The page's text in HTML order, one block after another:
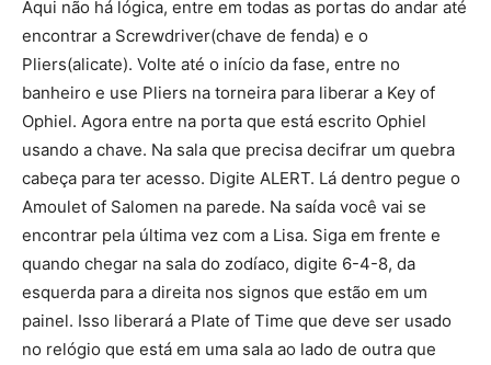
Aqui não há lógica, entre em todas as portas do andar até
encontrar a Screwdriver(chave de fenda) e o
Pliers(alicate). Volte até o início da fase, entre no
banheiro e use Pliers na torneira para liberar a Key of
Ophiel. Agora entre na porta que está escrito Ophiel
usando a chave. Na sala que precisa decifrar um quebra
cabeça para ter acesso. Digite ALERT. Lá dentro pegue o
Amoulet of Salomen na parede. Na saída você vai se
encontrar pela última vez com a Lisa. Siga em frente e
quando chegar na sala do zodíaco, digite 6-4-8, da
esquerda para a direita nos signos que estão em um
painel. Isso liberará a Plate of Time que deve ser usado
no relógio que está em uma sala ao lado de outra que